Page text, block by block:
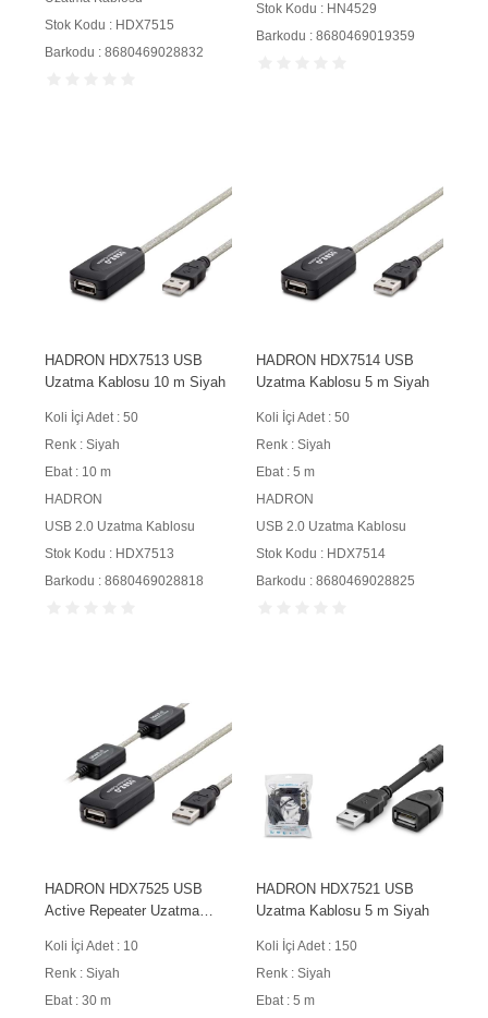
Stok Kodu : HDX7515
Barkodu : 8680469028832
Stok Kodu : HN4529
Barkodu : 8680469019359
HADRON HDX7513 USB
Uzatma Kablosu 10 m Siyah
Koli İçi Adet : 50
Renk : Siyah
Ebat : 10 m
HADRON
USB 2.0 Uzatma Kablosu
Stok Kodu : HDX7513
Barkodu : 8680469028818
HADRON HDX7514 USB
Uzatma Kablosu 5 m Siyah
Koli İçi Adet : 50
Renk : Siyah
Ebat : 5 m
HADRON
USB 2.0 Uzatma Kablosu
Stok Kodu : HDX7514
Barkodu : 8680469028825
HADRON HDX7525 USB
Active Repeater Uzatma
Koli İçi Adet : 10
Renk : Siyah
Ebat : 30 m
HADRON HDX7521 USB
Uzatma Kablosu 5 m Siyah
Koli İçi Adet : 150
Renk : Siyah
Ebat : 5 m